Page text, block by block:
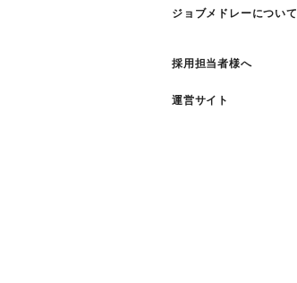
ジョブメドレーについて
採用担当者様へ
運営サイト